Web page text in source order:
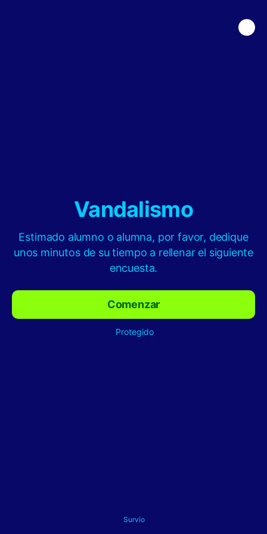
Vandalismo
Estimado alumno o alumna, por favor, dedique
unos minutos de su tiempo a rellenar el siguiente
encuesta.
Comenzar
Protegido
Survio